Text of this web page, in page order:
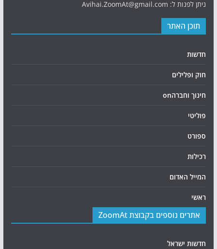
ניתן לפנות ל: Avihai.ZoomAt@gmail.com
תוכן האתר
חדשות
חוק ופלילים
חינוך וחברהon
פוליטי
ספורט
רכילות
המייל האדום
ראשי
אתרים נוספים בקבוצת ZoomAt
חדשות ישראל